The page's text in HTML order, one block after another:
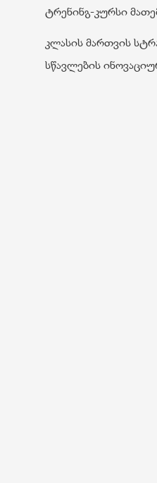
ტრენინგ-კურსი
კლასის მართვის
სწავლების